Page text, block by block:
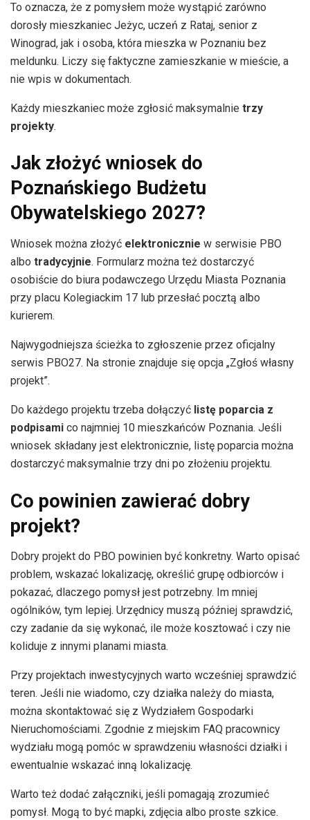
To oznacza, że z pomysłem może wystąpić zarówno
dorosły mieszkaniec Jeżyc, uczeń z Rataj, senior z
Winograd, jak i osoba, która mieszka w Poznaniu bez
meldunku. Liczy się faktyczne zamieszkanie w mieście, a
nie wpis w dokumentach.
Każdy mieszkaniec może zgłosić maksymalnie trzy
projekty.
Jak złożyć wniosek do
Poznańskiego Budżetu
Obywatelskiego 2027?
Wniosek można złożyć elektronicznie w serwisie PBO
albo tradycyjnie. Formularz można też dostarczyć
osobiście do biura podawczego Urzędu Miasta Poznania
przy placu Kolegiackim 17 lub przesłać pocztą albo
kurierem.
Najwygodniejsza ścieżka to zgłoszenie przez oficjalny
serwis PBO27. Na stronie znajduje się opcja „Zgłoś własny
projekt”.
Do każdego projektu trzeba dołączyć listę poparcia z
podpisami co najmniej 10 mieszkańców Poznania. Jeśli
wniosek składany jest elektronicznie, listę poparcia można
dostarczyć maksymalnie trzy dni po złożeniu projektu.
Co powinien zawierać dobry
projekt?
Dobry projekt do PBO powinien być konkretny. Warto opisać
problem, wskazać lokalizację, określić grupę odbiorców i
pokazać, dlaczego pomysł jest potrzebny. Im mniej
ogólników, tym lepiej. Urzędnicy muszą później sprawdzić,
czy zadanie da się wykonać, ile może kosztować i czy nie
koliduje z innymi planami miasta.
Przy projektach inwestycyjnych warto wcześniej sprawdzić
teren. Jeśli nie wiadomo, czy działka należy do miasta,
można skontaktować się z Wydziałem Gospodarki
Nieruchomościami. Zgodnie z miejskim FAQ pracownicy
wydziału mogą pomóc w sprawdzeniu własności działki i
ewentualnie wskazać inną lokalizację.
Warto też dodać załączniki, jeśli pomagają zrozumieć
pomysł. Mogą to być mapki, zdjęcia albo proste szkice.